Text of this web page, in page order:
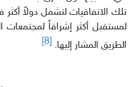
تلك الاتفاقيات لتشمل دولاً
لمستقبل أكثر إشراقاً
الطريق المشار إليها.